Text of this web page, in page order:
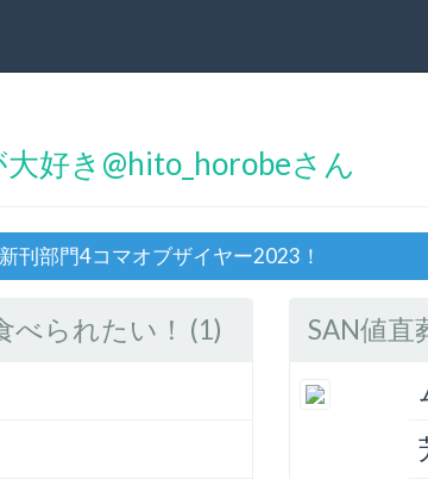
大好き@hito_horobeさん
刊部門4コマオブザイヤー2023！
べられたい！ (1)
SAN値直